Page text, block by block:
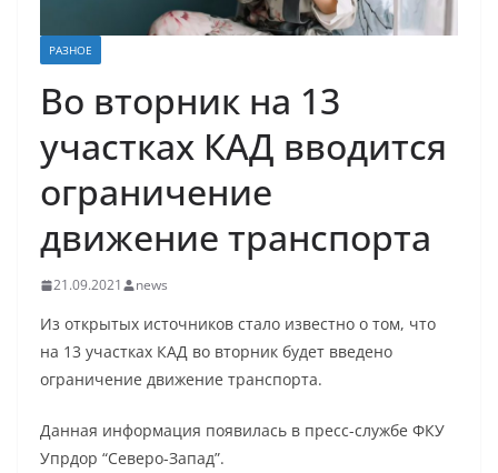
РАЗНОЕ
Во вторник на 13
участках КАД вводится
ограничение
движение транспорта
21.09.2021 news
Из открытых источников стало известно о том, что
на 13 участках КАД во вторник будет введено
ограничение движение транспорта.
Данная информация появилась в пресс-службе ФКУ
Упрдор “Северо-Запад”.